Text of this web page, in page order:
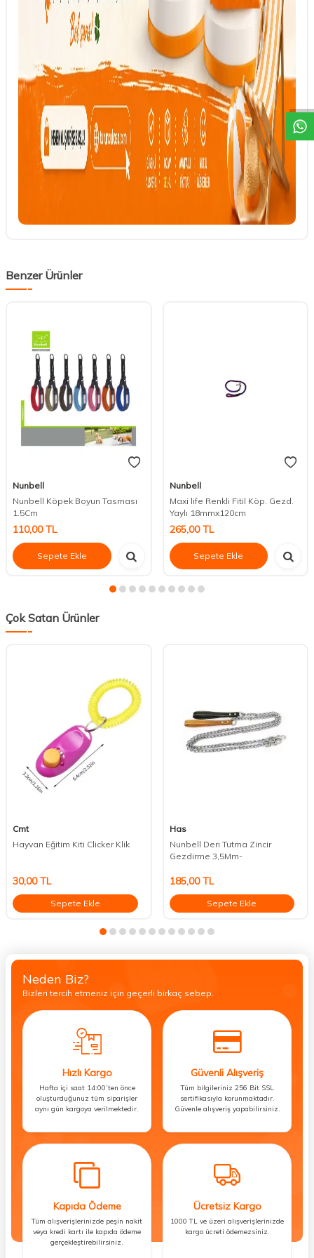
DESTEK
Benzer Ürünler
Nunbell
Nunbell Köpek Boyun Tasması
1.5Cm
110,00TL
Sepete Ekle
Nunbell
Maxi life Renkli Fitil Köp. Gezd.
Yaylı 18mmx120cm
265,00TL
Sepete Ekle
Çok Satan Ürünler
Cmt
Hayvan Eğitim Kiti Clicker Klik
30,00TL
Sepete Ekle
Has
Nunbell Deri Tutma Zincir
Gezdirme 3,5Mm-
185,00TL
Sepete Ekle
Neden Biz?
Bizleri tercih etmeniz için geçerli birkaç sebep.
Hızlı Kargo
Hafta içi saat 14:00’ten önce
oluşturduğunuz tüm siparişler
aynı gün kargoya verilmektedir.
Güvenli Alışveriş
Tüm bilgileriniz 256 Bit SSL
sertifikasıyla korunmaktadır.
Güvenle alışveriş yapabilirsiniz.
Kapıda Ödeme
Tüm alışverişlerinizde peşin nakit
veya kredi kartı ile kapıda ödeme
gerçekleştirebilirsiniz.
Ücretsiz Kargo
1000 TL ve üzeri alışverişlerinizde
kargo ücreti ödemezsiniz.